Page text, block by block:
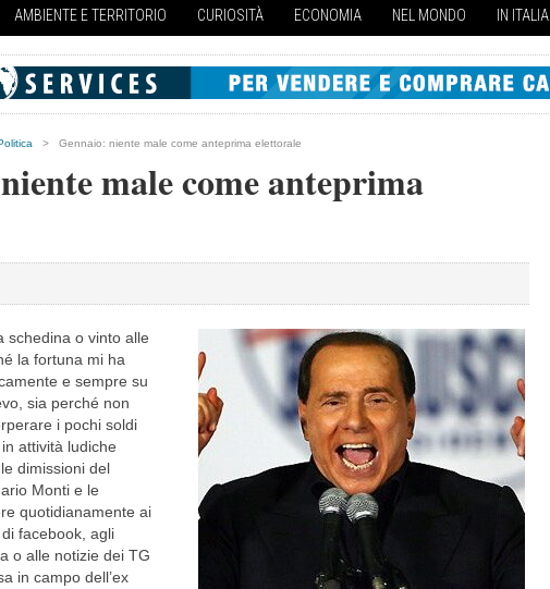
AMBIENTE E TERRITORIO CURIOSITÀ ECONOMIA NEL MONDO IN ITALIA
> Gennaio: niente male come anteprima elettorale
male come anteprima
schedina o vinto alle
la fortuna mi ha
e sempre su
sia perché non
i pochi soldi
attività ludiche
dimissioni del
Monti e le
quotidianamente ai
facebook, agli
o alle notizie dei TG
in campo dell’ex